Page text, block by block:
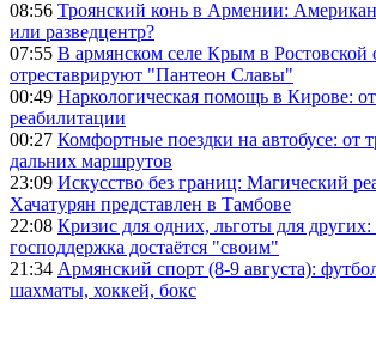
08:56 Троянский конь в Армении:
или разведцентр?
07:55 В армянском селе Крым в Ростовской
отреставрируют "Пантеон Славы"
00:49 Наркологическая помощь в Кирове:
реабилитации
00:27 Комфортные поездки на автобусе: от
дальних маршрутов
23:09 Искусство без границ: Магический
Хачатурян представлен в Тамбове
22:08 Кризис для одних, льготы для
господдержка достаётся "своим"
21:34 Армянский спорт (8-9 августа):
шахматы, хоккей, бокс